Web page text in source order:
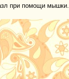
при помощи мышки.